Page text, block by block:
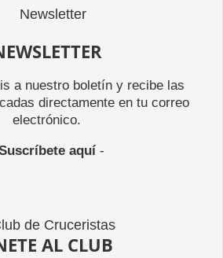
a nuestro boletín y recibe las
directamente en tu correo
electrónico.
aquí-
AL CLUB